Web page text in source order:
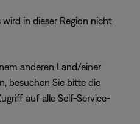
in dieser Region nicht
anderen Land/einer
besuchen Sie bitte die
auf alle Self-Service-